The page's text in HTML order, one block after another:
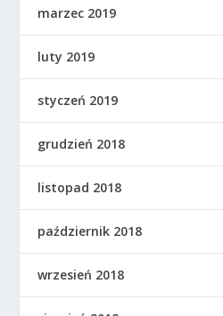
marzec 2019
luty 2019
styczeń 2019
grudzień 2018
listopad 2018
październik 2018
wrzesień 2018